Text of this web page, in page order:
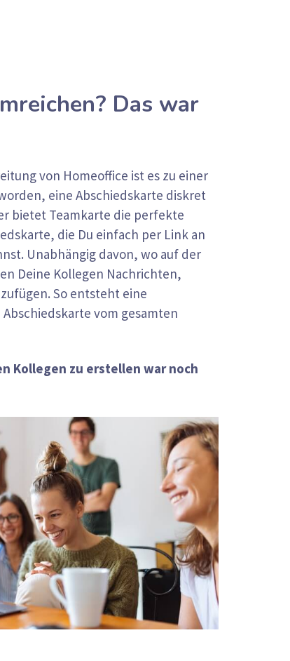
Das war
von Homeoffice ist es zu einer
eine Abschiedskarte diskret
bietet Teamkarte die perfekte
die Du einfach per Link an
Unabhängig davon, wo auf der
Deine Kollegen Nachrichten,
So entsteht eine
vom gesamten
Kollegen zu erstellen war noch